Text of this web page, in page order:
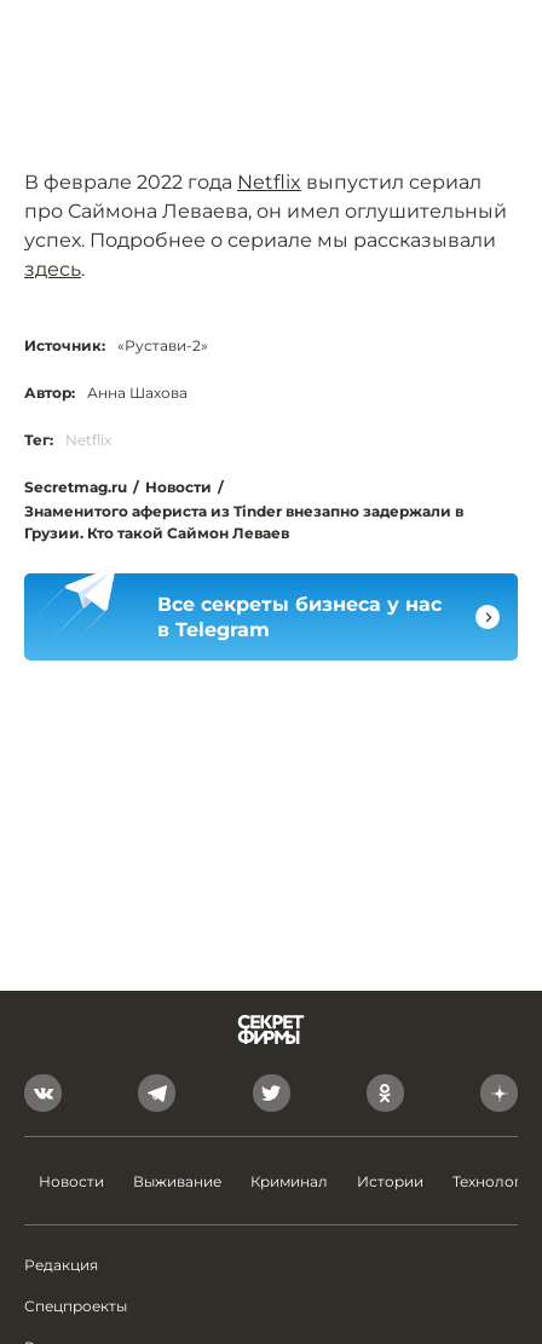
В феврале 2022 года Netflix выпустил сериал
про Саймона Леваева, он имел оглушительный
успех. Подробнее о сериале мы рассказывали
здесь.
Источник: «Рустави-2»
Автор: Анна Шахова
Тег: Netflix
Secretmag.ru / Новости /
Знаменитого афериста из Tinder внезапно задержали в
Грузии. Кто такой Саймон Леваев
Все секреты бизнеса у нас
в Telegram
Новости Выживание Криминал Истории Технологии
Редакция
Спецпроекты